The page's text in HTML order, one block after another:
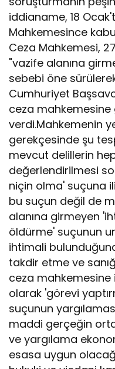
iddianame, 18
Mahkemesince
Ceza Mahkemesi,
"vazife alanına
sebebi öne
Cumhuriyet
ceza
verdi.Mahkemenin
gerekçesinde şu
mevcut delillerin
değerlendirilmesi
niçin olma' suçuna
bu suçun değil de
alanına girmeyen
öldürme' suçunun
ihtimali
takdir etme ve
ceza mahkemesine
olarak 'görevi
suçunun
maddi gerçeğin
ve yargılama
esasa uygun